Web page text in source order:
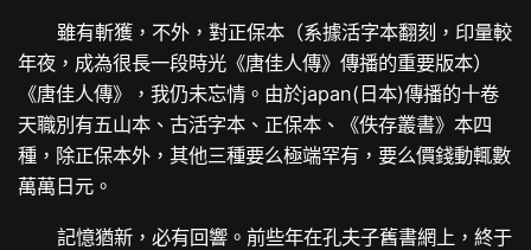
雖有斬獲，不外，對正保本（系據活字本翻刻，印量較
年夜，成為很長一段時光《唐佳人傳》傳播的重要版本）
《唐佳人傳》，我仍未忘情。由於japan(日本)傳播的十卷
天職別有五山本、古活字本、正保本、《佚存叢書》本四
種，除正保本外，其他三種要么極端罕有，要么價錢動輒數
萬萬日元。
記憶猶新，必有回響。前些年在孔夫子舊書網上，終于